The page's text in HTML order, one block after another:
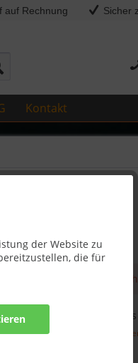
auf Rechnung Sicher
Kontakt
der Website zu
die für
Dieser Artikel
7,95 € Skonto-
inkl. MwSt.
zzgl.